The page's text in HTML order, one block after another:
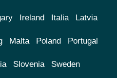
Ireland Italia Latvia
Malta Poland Portugal
Slovenia Sweden